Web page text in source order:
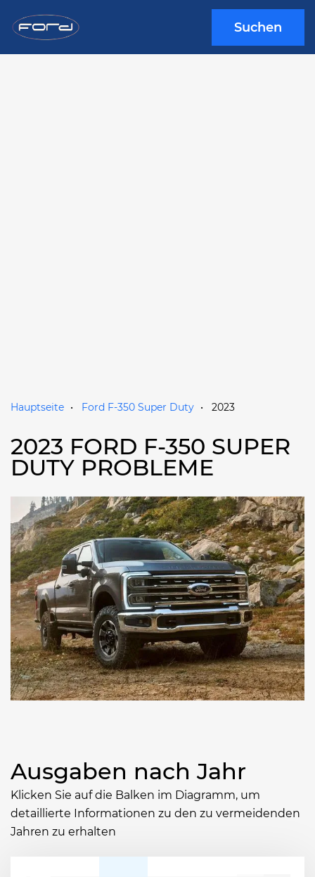
Suchen
Hauptseite Ford F-350 Super Duty 2023
2023 FORD F-350 SUPER
DUTY PROBLEME
Ausgaben nach Jahr
Klicken Sie auf die Balken im Diagramm, um
detaillierte Informationen zu den zu vermeidenden
Jahren zu erhalten